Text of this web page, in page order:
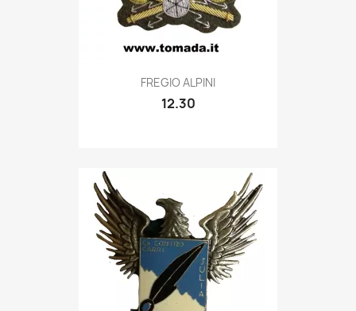
Quick view
FREGIO ALPINI
12.30